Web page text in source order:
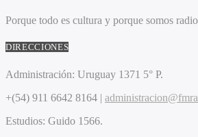
Porque todo es cultura y porque somos
DIRECCIONES
Administración: Uruguay 1371 5° P.
+(54) 911 6642 8164 |
Estudios: Guido 1566.